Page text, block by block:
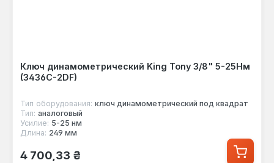
Ключ динамометрический King Tony 3/8" 5-25Нм
(3436C-2DF)
Тип оборудования: ключ динамометрический под квадрат
Тип: аналоговый
Усилие: 5-25 нм
Длина: 249 мм
Обычная цена:
4 700,33 ₴